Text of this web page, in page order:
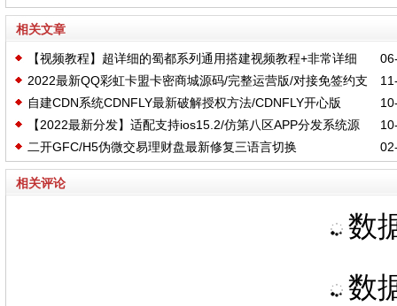
相关文章
【视频教程】超详细的蜀都系列通用搭建视频教程+非常详细
2022最新QQ彩虹卡盟卡密商城源码/完整运营版/对接免签约支
付接口/带视频搭建教程
自建CDN系统CDNFLY最新破解授权方法/CDNFLY开心版
【2022最新分发】适配支持ios15.2/仿第八区APP分发系统源
码/H5一键封装/ios免签封装/企业签名/超级签名/带部署文档
二开GFC/H5伪微交易理财盘最新修复三语言切换
相关评论
数
数